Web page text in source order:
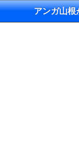
アンガ山根